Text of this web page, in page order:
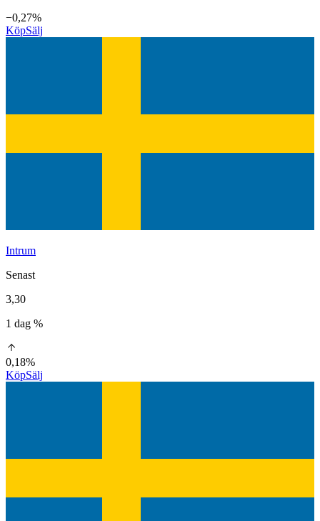
−0,27%
KöpSälj
Intrum
Senast
3,30
1 dag %
0,18%
KöpSälj